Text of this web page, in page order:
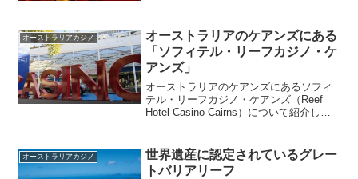
できる物が必要です。カジノフロアに
は、カードゲームや、競馬、...
オーストラリアカジノ
オーストラリアのケアンズにある
「ソフィテル・リーフカジノ・ケ
アンズ」
オーストラリアのケアンズにあるソフィ
テル・リーフカジノ・ケアンズ（Reef
Hotel Casino Cairns）について紹介しま
一つとしてカジノはとても魅力的で
す。...
オーストラリアカジノ
世界遺産に認定されているグレー
トバリアリーフ